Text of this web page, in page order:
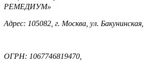
РЕМЕДИУМ»
Адрес: 105082, г. Москва, ул. Бакунинская,
ОГРН: 1067746819470,